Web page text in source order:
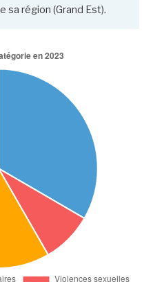
région (Grand Est).